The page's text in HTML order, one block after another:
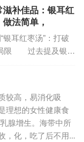
咖啡、浓茶、汽
咸口饼干、泡菜
血排不干净等状况；
整体质，还能改善
滋补佳品：银耳红
法简单，
银耳红枣汤”：打破
限 过去提及银耳
子是固定搭配。直
银耳的软滑...
较高，易消化吸
理想的女性健康食
腺增生。海带中所
，化，吃了后不用...